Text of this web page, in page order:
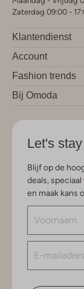
Zaterdag 09:00 -
Klantendienst
Account
Fashion trends
Bij Omoda
Let's
Blijf op de
deals,
en maak kans